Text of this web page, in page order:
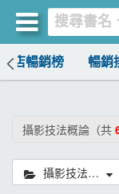
書店暢銷榜 暢銷
攝影技法概論（共
攝影技法概論
買書
書店暢銷榜